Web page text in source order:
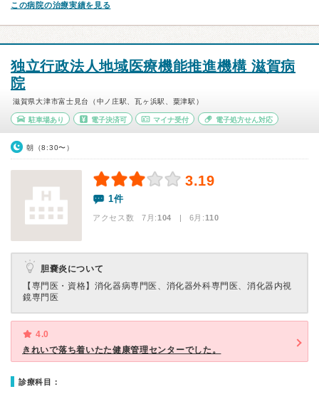
この病院の治療実績を見る
独立行政法人地域医療機能推進機構 滋賀病
院
滋賀県大津市富士見台（中ノ庄駅、瓦ヶ浜駅、粟津駅）
駐車場あり 電子決済可 マイナ受付 電子処方せん対応
朝（8:30〜）
3.19
1件
アクセス数 7月:104 | 6月:110
胆嚢炎について
【専門医・資格】 消化器病専門医、消化器外科専門医、消化器内視
鏡専門医
4.0
きれいで落ち着いたた健康管理センターでした。
診療科目：